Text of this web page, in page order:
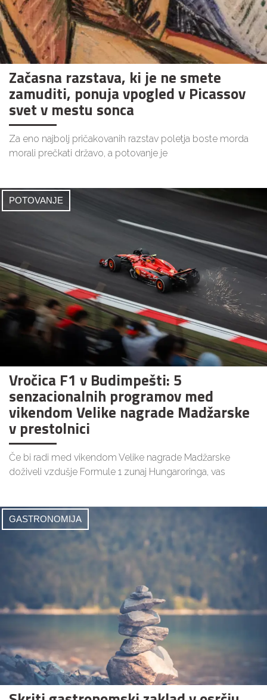
Začasna razstava, ki je ne smete
zamuditi, ponuja vpogled v Picassov
svet v mestu sonca
Za eno najbolj pričakovanih razstav poletja boste morda
morali prečkati državo, a potovanje je
POTOVANJE
Vročica F1 v Budimpešti: 5
senzacionalnih programov med
vikendom Velike nagrade Madžarske
v prestolnici
Če bi radi med vikendom Velike nagrade Madžarske
doživeli vzdušje Formule 1 zunaj Hungaroringa, vas
GASTRONOMIJA